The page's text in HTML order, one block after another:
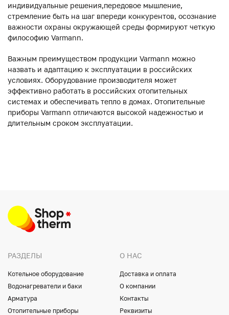
индивидуальные решения,передовое мышление,
стремление быть на шаг впереди конкурентов, осознание
важности охраны окружающей среды формируют четкую
философию Varmann.
Важным преимуществом продукции Varmann можно
назвать и адаптацию к эксплуатации в российских
условиях. Оборудование производителя может
эффективно работать в российских отопительных
системах и обеспечивать тепло в домах. Отопительные
приборы Varmann отличаются высокой надежностью и
длительным сроком эксплуатации.
РАЗДЕЛЫ
Котельное оборудование
Водонагреватели и баки
Арматура
Отопительные приборы
О НАС
Доставка и оплата
О компании
Контакты
Реквизиты